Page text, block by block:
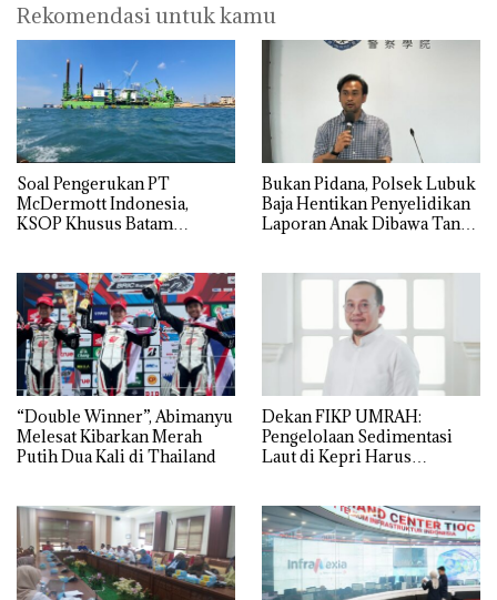
Rekomendasi untuk kamu
‎Soal Pengerukan PT
McDermott Indonesia,
KSOP Khusus Batam
Bukan Pidana, Polsek Lubuk
Baja Hentikan Penyelidikan
Laporan Anak Dibawa Tanpa
“Double Winner”, Abimanyu
Melesat Kibarkan Merah
Putih Dua Kali di Thailand
Dekan FIKP UMRAH:
Pengelolaan Sedimentasi
Laut di Kepri Harus
dengan Konservasi